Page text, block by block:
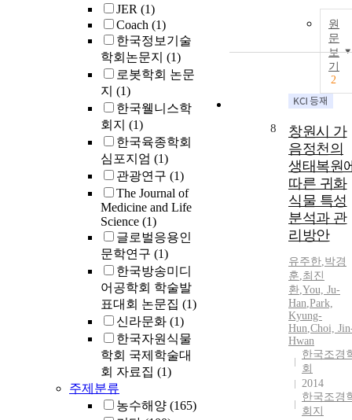
JER (1)
Coach (1)
한국정보기술
학회논문지 (1)
로봇학회 논문
지 (1)
한국웰니스학
회지 (1)
한국육종학회
심포지엄 (1)
관광연구 (1)
The Journal of
Medicine and Life
Science (1)
글로벌응용인
문학연구 (1)
한국방송미디
어공학회 학술발
표대회 논문집 (1)
신라문화 (1)
한국자원식물
학회 국제학술대
회 자료집 (1)
주제분류
농수해양 (165)
원
문
보
기
2
8
창원시 가
음정천의
생태복원
따른 귀화
식물 특성
분석과 관
리방안
유주한,박경
훈,최진
환,You, Ju-
Han,Park,
Kyung-
Hun,Choi,
Hwan
한국조경
회
2014
한국조경
회지